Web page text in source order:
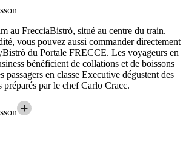
au FrecciaBistrò, situé au centre du train.
vous pouvez aussi commander directement
du Portale FRECCE. Les voyageurs en
bénéficient de collations et de boissons
passagers en classe Executive dégustent des
préparés par le chef Carlo Cracc.